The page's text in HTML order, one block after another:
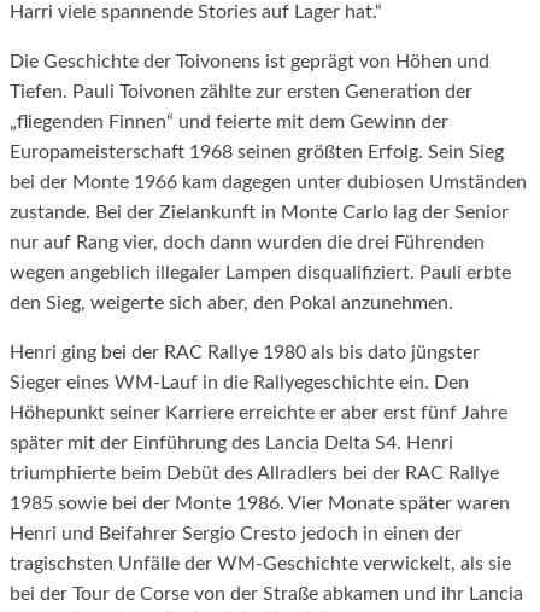
Harri viele spannende Stories auf Lager hat.“
Die Geschichte der Toivonens ist geprägt von Höhen und
Tiefen. Pauli Toivonen zählte zur ersten Generation der
„fliegenden Finnen“ und feierte mit dem Gewinn der
Europameisterschaft 1968 seinen größten Erfolg. Sein Sieg
bei der Monte 1966 kam dagegen unter dubiosen Umständen
zustande. Bei der Zielankunft in Monte Carlo lag der Senior
nur auf Rang vier, doch dann wurden die drei Führenden
wegen angeblich illegaler Lampen disqualifiziert. Pauli erbte
den Sieg, weigerte sich aber, den Pokal anzunehmen.
Henri ging bei der RAC Rallye 1980 als bis dato jüngster
Sieger eines WM-Lauf in die Rallyegeschichte ein. Den
Höhepunkt seiner Karriere erreichte er aber erst fünf Jahre
später mit der Einführung des Lancia Delta S4. Henri
triumphierte beim Debüt des Allradlers bei der RAC Rallye
1985 sowie bei der Monte 1986. Vier Monate später waren
Henri und Beifahrer Sergio Cresto jedoch in einen der
tragischsten Unfälle der WM-Geschichte verwickelt, als sie
bei der Tour de Corse von der Straße abkamen und ihr Lancia